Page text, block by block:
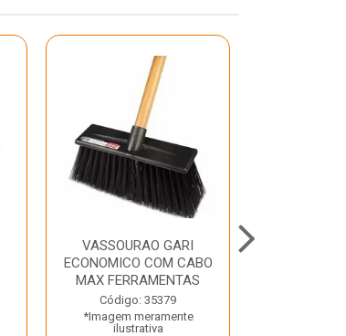
VASSOURAO GARI
ECONOMICO COM CABO
MAX FERRAMENTAS
Código: 35379
*Imagem meramente
ilustrativa